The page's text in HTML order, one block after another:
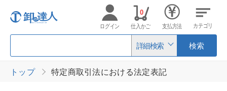
詳細検索 検索
ログイン 仕入かご
0
支払方法 カテゴリ
トップ 特定商取引法における法定表記